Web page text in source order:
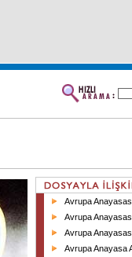
Avrupa
Avrupa
Avrupa
Avrupa Anayasa